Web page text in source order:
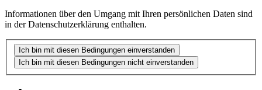
Informationen über den Umgang mit Ihren persönlichen Daten sind
in der Datenschutzerklärung enthalten.